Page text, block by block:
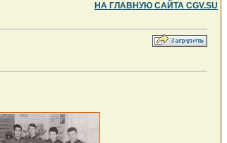
НА ГЛАВНУЮ САЙТА CGV.SU